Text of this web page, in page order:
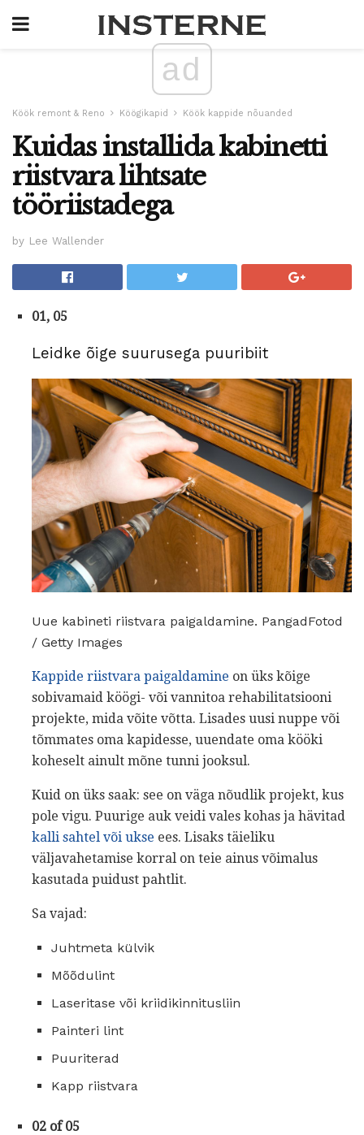
ad
Köök remont & Reno Köögikapid Köök kappide nõuanded
Kuidas installida kabinetti
riistvara lihtsate
tööriistadega
by Lee Wallender
01, 05
Leidke õige suurusega puuribiit
Uue kabineti riistvara paigaldamine. PangadFotod
/ Getty Images
Kappide riistvara paigaldamine on üks kõige
sobivamaid köögi- või vannitoa rehabilitatsiooni
projekte, mida võite võtta. Lisades uusi nuppe või
tõmmates oma kapidesse, uuendate oma kööki
koheselt ainult mõne tunni jooksul.
Kuid on üks saak: see on väga nõudlik projekt, kus
pole vigu. Puurige auk veidi vales kohas ja hävitad
kalli sahtel või ukse ees. Lisaks täieliku
väljavahetamise korral on teie ainus võimalus
kasutada puidust pahtlit.
Sa vajad:
Juhtmeta külvik
Mõõdulint
Laseritase või kriidikinnitusliin
Painteri lint
Puuriterad
Kapp riistvara
02 of 05